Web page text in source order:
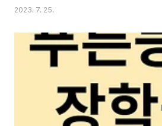
기준 3 → 2자녀로 완화 - 9/15일 까지 청년몽땅정
제2회 학자금대출이자 지원신청·접수를 시작합니
장학재단에서 학자금 대출을 받은 대학 또는 대학
졸업생이면 '청년몽땅정보통'을 통해 신청할 수 있
2023. 7. 25.